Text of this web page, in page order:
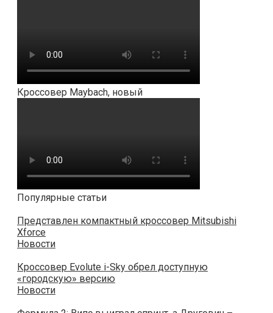
Кроссовер Maybach, новый
Популярные статьи
Представлен компактный кроссовер Mitsubishi
Xforce
Новости
Кроссовер Evolute i-Sky обрел доступную
«городскую» версию
Новости